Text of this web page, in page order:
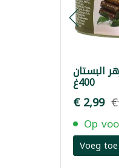
البستان
400غ
€ 2,99
Op
Voeg toe